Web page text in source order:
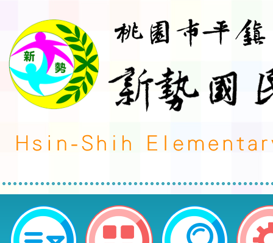
轉知桃園市立平鎮國中「 113學年
選簡章」-桃園市平鎮區新勢國民小